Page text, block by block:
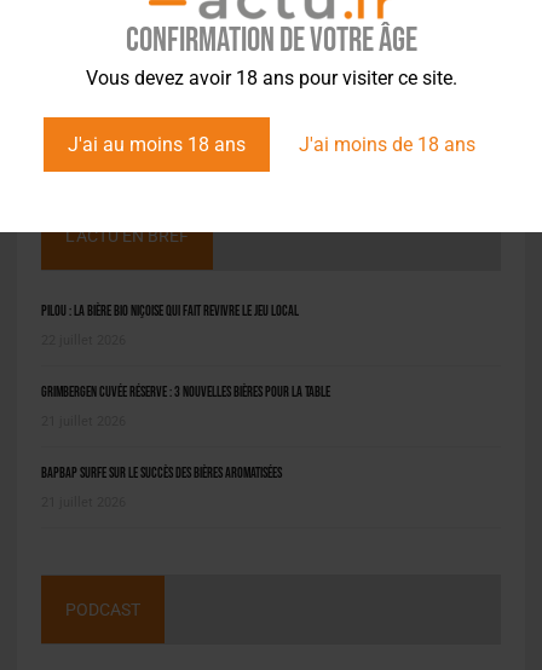
Confirmation de votre âge
Vous devez avoir 18 ans pour visiter ce site.
J'ai au moins 18 ans J'ai moins de 18 ans
L'ACTU EN BREF
Pilou : la bière bio niçoise qui fait revivre le jeu local
Grimbergen Cuvée Réserve : 3 nouvelles bières pour la table
BAPBAP surfe sur le succès des bières aromatisées
PODCAST